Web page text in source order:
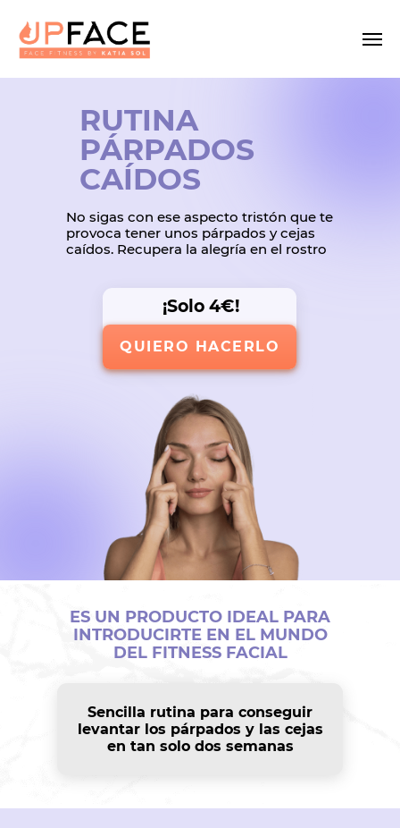
RUTINA
PÁRPADOS
CAÍDOS
No sigas con ese aspecto tristón que te
provoca tener unos párpados y cejas
caídos. Recupera la alegría en el rostro
QUIERO HACERLO
¡Solo 4€!
ES UN PRODUCTO IDEAL PARA
INTRODUCIRTE EN EL MUNDO
DEL FITNESS FACIAL
Sencilla rutina para conseguir
levantar los párpados y las cejas
en tan solo dos semanas